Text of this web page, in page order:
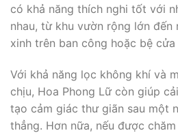
có khả năng thích nghi tốt với
nhau, từ khu vườn rộng lớn đến
xinh trên ban công hoặc bệ cửa
Với khả năng lọc không khí và
chịu, Hoa Phong Lữ còn giúp
tạo cảm giác thư giãn sau một
thẳng. Hơn nữa, nếu được